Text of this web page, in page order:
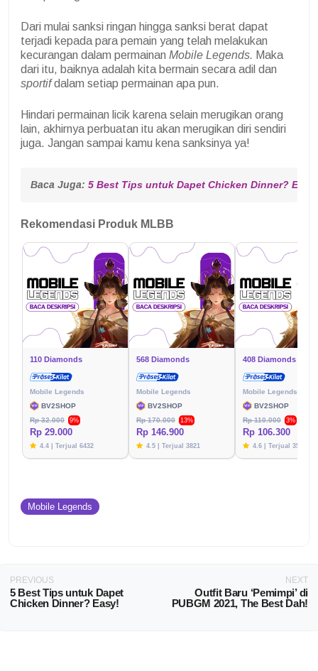
Dari mulai sanksi ringan hingga sanksi berat dapat
terjadi kepada para pemain yang telah melakukan
kecurangan dalam permainan Mobile Legends. Maka
dari itu, baiknya adalah kita bermain secara adil dan
sportifdalam setiap permainan apa pun.
Hindari permainan licik karena selain merugikan orang
lain, akhirnya perbuatan itu akan merugikan diri sendiri
juga. Jangan sampai kamu kena sanksinya ya!
Baca Juga: 5 Best Tips untuk Dapet Chicken Dinner? Easy!
Rekomendasi Produk MLBB
110 Diamonds
Mobile Legends
BV2SHOP
Rp 32.000
9%
Rp 29.000
4.4 | Terjual 6432
568 Diamonds
Mobile Legends
BV2SHOP
Rp 170.000
13%
Rp 146.900
4.5 | Terjual 3821
408 Diamonds
Mobile Legends
BV2SHOP
Rp 110.000
3%
Rp 106.300
4.6 | Terjual 3576
Mobile Legends
PREVIOUS
5 Best Tips untuk Dapet
Chicken Dinner? Easy!
NEXT
Outfit Baru ‘Pemimpi’ di
PUBGM 2021, The Best Dah!